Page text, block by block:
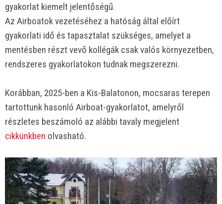
gyakorlat kiemelt jelentőségű.
Az Airboatok vezetéséhez a hatóság által előírt
gyakorlati idő és tapasztalat szükséges, amelyet a
mentésben részt vevő kollégák csak valós környezetben,
rendszeres gyakorlatokon tudnak megszerezni.
Korábban, 2025-ben a Kis-Balatonon, mocsaras terepen
tartottunk hasonló Airboat-gyakorlatot, amelyről
részletes beszámoló az alábbi tavaly megjelent
cikkünkben olvasható.